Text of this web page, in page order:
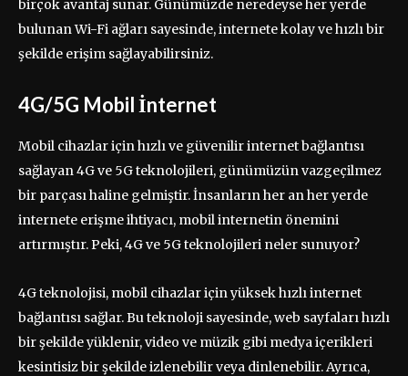
birçok avantaj sunar. Günümüzde neredeyse her yerde
bulunan Wi-Fi ağları sayesinde, internete kolay ve hızlı bir
şekilde erişim sağlayabilirsiniz.
4G/5G Mobil İnternet
Mobil cihazlar için hızlı ve güvenilir internet bağlantısı
sağlayan 4G ve 5G teknolojileri, günümüzün vazgeçilmez
bir parçası haline gelmiştir. İnsanların her an her yerde
internete erişme ihtiyacı, mobil internetin önemini
artırmıştır. Peki, 4G ve 5G teknolojileri neler sunuyor?
4G teknolojisi, mobil cihazlar için yüksek hızlı internet
bağlantısı sağlar. Bu teknoloji sayesinde, web sayfaları hızlı
bir şekilde yüklenir, video ve müzik gibi medya içerikleri
kesintisiz bir şekilde izlenebilir veya dinlenebilir. Ayrıca,